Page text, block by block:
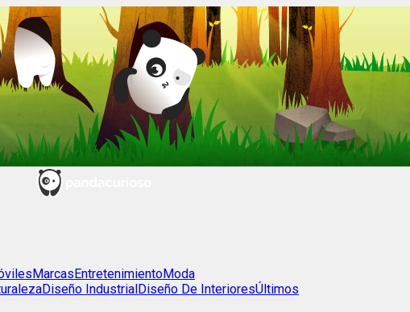
MarcasEntretenimientoModa
Diseño IndustrialDiseño De InterioresÚltimos